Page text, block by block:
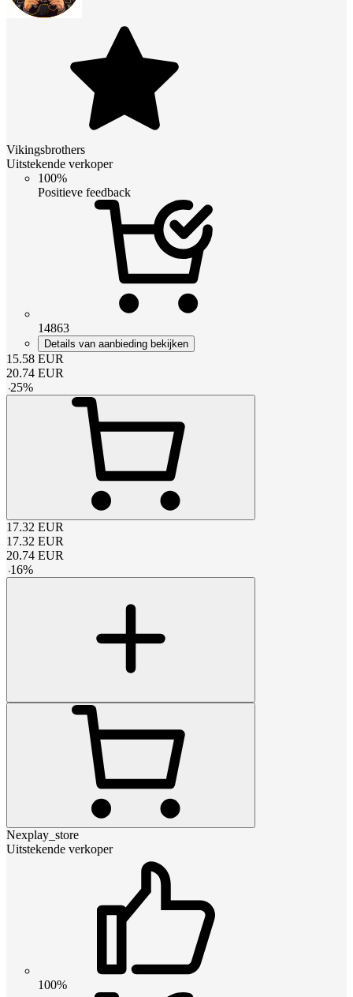
Vikingsbrothers
Uitstekende verkoper
100%
Positieve feedback
14863
Details van aanbieding bekijken
15.58 EUR
20.74 EUR
-25%
17.32 EUR
17.32 EUR
20.74 EUR
-16%
Nexplay_store
Uitstekende verkoper
100%